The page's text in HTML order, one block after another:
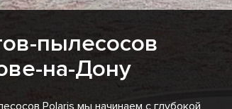
пылесосов
на-Дону
Polaris мы начинаем с глубокой